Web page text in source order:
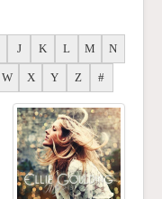
J K L M N
W X Y Z #